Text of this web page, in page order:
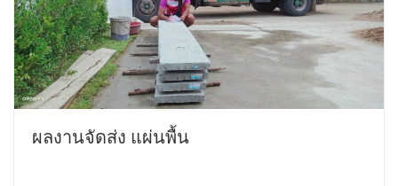
ผลงานจัดส่ง แผ่นพื้น